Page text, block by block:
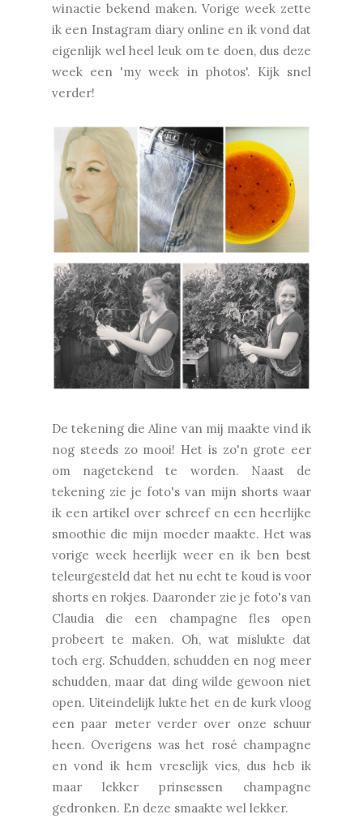
winactie bekend maken. Vorige week zette
ik een Instagram diary online en ik vond dat
eigenlijk wel heel leuk om te doen, dus deze
week een 'my week in photos'. Kijk snel
verder!
De tekening die Aline van mij maakte vind ik
nog steeds zo mooi! Het is zo'n grote eer
om nagetekend te worden. Naast de
tekening zie je foto's van mijn shorts waar
ik een artikel over schreef en een heerlijke
smoothie die mijn moeder maakte. Het was
vorige week heerlijk weer en ik ben best
teleurgesteld dat het nu echt te koud is voor
shorts en rokjes. Daaronder zie je foto's van
Claudia die een champagne fles open
probeert te maken. Oh, wat mislukte dat
toch erg. Schudden, schudden en nog meer
schudden, maar dat ding wilde gewoon niet
open. Uiteindelijk lukte het en de kurk vloog
een paar meter verder over onze schuur
heen. Overigens was het rosé champagne
en vond ik hem vreselijk vies, dus heb ik
maar lekker prinsessen champagne
gedronken. En deze smaakte wel lekker.